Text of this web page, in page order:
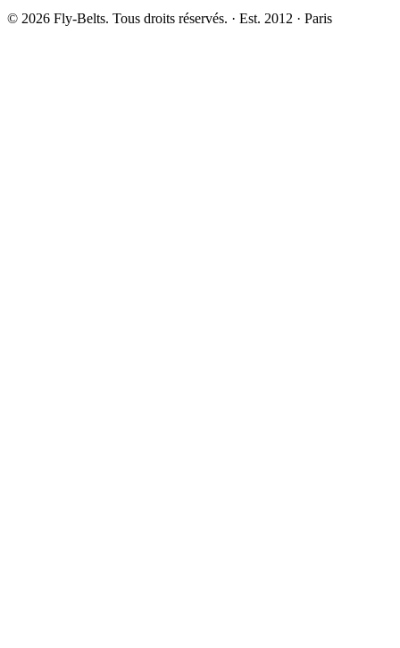
© 2026 Fly-Belts. Tous droits réservés. · Est. 2012 · Paris